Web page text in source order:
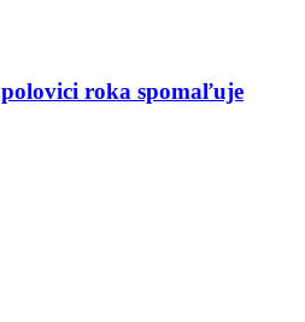
roka spomaľuje